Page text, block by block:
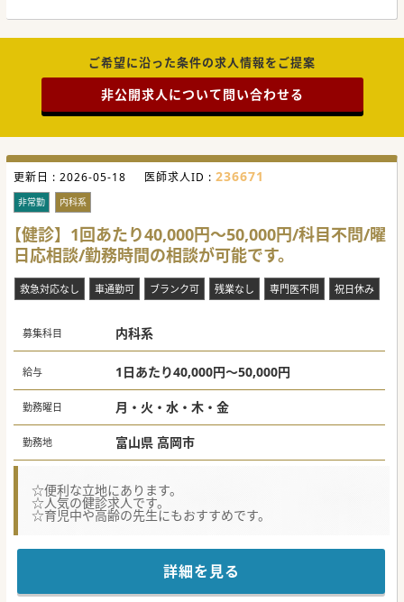
ご希望に沿った条件の求人情報をご提案
非公開求人について問い合わせる
更新日 : 2026-05-18 医師求人ID : 236671
非常勤 内科系
【健診】1回あたり40,000円～50,000円/科目不問/曜
日応相談/勤務時間の相談が可能です。
救急対応なし 車通勤可 ブランク可 残業なし 専門医不問 祝日休み
募集科目 内科系
給与 1日あたり40,000円～50,000円
勤務曜日 月・火・水・木・金
勤務地 富山県 高岡市
☆便利な立地にあります。
☆人気の健診求人です。
☆育児中や高齢の先生にもおすすめです。
詳細を見る